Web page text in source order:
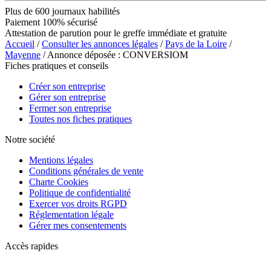
Plus de 600 journaux habilités
Paiement 100% sécurisé
Attestation de parution pour le greffe immédiate et gratuite
Accueil /Consulter les annonces légales /Pays de la Loire /
Mayenne / Annonce déposée : CONVERSIOM
Fiches pratiques et conseils
Créer son entreprise
Gérer son entreprise
Fermer son entreprise
Toutes nos fiches pratiques
Notre société
Mentions légales
Conditions générales de vente
Charte Cookies
Politique de confidentialité
Exercer vos droits RGPD
Réglementation légale
Gérer mes consentements
Accès rapides